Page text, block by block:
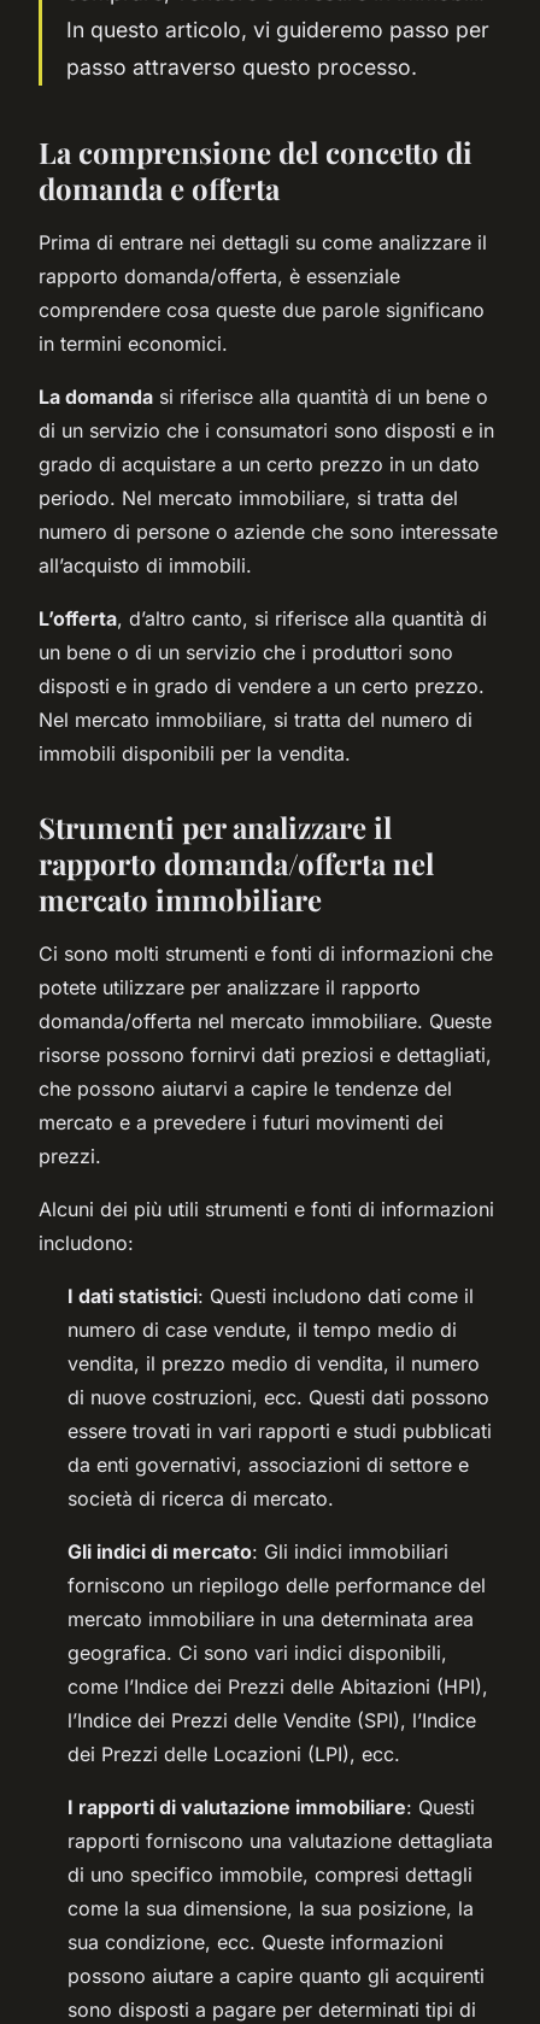
In questo articolo, vi guideremo passo per
passo attraverso questo processo.
La comprensione del concetto di
domanda e offerta
Prima di entrare nei dettagli su come analizzare il
rapporto domanda/offerta, è essenziale
comprendere cosa queste due parole significano
in termini economici.
La domanda si riferisce alla quantità di un bene o
di un servizio che i consumatori sono disposti e in
grado di acquistare a un certo prezzo in un dato
periodo. Nel mercato immobiliare, si tratta del
numero di persone o aziende che sono interessate
all’acquisto di immobili.
L’offerta, d’altro canto, si riferisce alla quantità di
un bene o di un servizio che i produttori sono
disposti e in grado di vendere a un certo prezzo.
Nel mercato immobiliare, si tratta del numero di
immobili disponibili per la vendita.
Strumenti per analizzare il
rapporto domanda/offerta nel
mercato immobiliare
Ci sono molti strumenti e fonti di informazioni che
potete utilizzare per analizzare il rapporto
domanda/offerta nel mercato immobiliare. Queste
risorse possono fornirvi dati preziosi e dettagliati,
che possono aiutarvi a capire le tendenze del
mercato e a prevedere i futuri movimenti dei
prezzi.
Alcuni dei più utili strumenti e fonti di informazioni
includono:
I dati statistici: Questi includono dati come il
numero di case vendute, il tempo medio di
vendita, il prezzo medio di vendita, il numero
di nuove costruzioni, ecc. Questi dati possono
essere trovati in vari rapporti e studi pubblicati
da enti governativi, associazioni di settore e
società di ricerca di mercato.
Gli indici di mercato: Gli indici immobiliari
forniscono un riepilogo delle performance del
mercato immobiliare in una determinata area
geografica. Ci sono vari indici disponibili,
come l’Indice dei Prezzi delle Abitazioni (HPI),
l’Indice dei Prezzi delle Vendite (SPI), l’Indice
dei Prezzi delle Locazioni (LPI), ecc.
I rapporti di valutazione immobiliare: Questi
rapporti forniscono una valutazione dettagliata
di uno specifico immobile, compresi dettagli
come la sua dimensione, la sua posizione, la
sua condizione, ecc. Queste informazioni
possono aiutare a capire quanto gli acquirenti
sono disposti a pagare per determinati tipi di